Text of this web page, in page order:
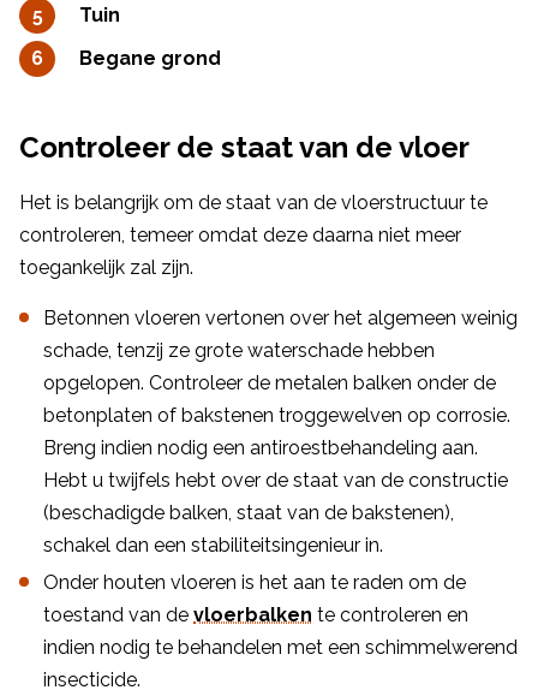
Tuin
Begane grond
Controleer de staat van de vloer
Het is belangrijk om de staat van de vloerstructuur te
controleren, temeer omdat deze daarna niet meer
toegankelijk zal zijn.
Betonnen vloeren vertonen over het algemeen weinig
schade, tenzij ze grote waterschade hebben
opgelopen. Controleer de metalen balken onder de
betonplaten of bakstenen troggewelven op corrosie.
Breng indien nodig een antiroestbehandeling aan.
Hebt u twijfels hebt over de staat van de constructie
(beschadigde balken, staat van de bakstenen),
schakel dan een stabiliteitsingenieur in.
Onder houten vloeren is het aan te raden om de
toestand van de vloerbalken te controleren en
indien nodig te behandelen met een schimmelwerend
insecticide.